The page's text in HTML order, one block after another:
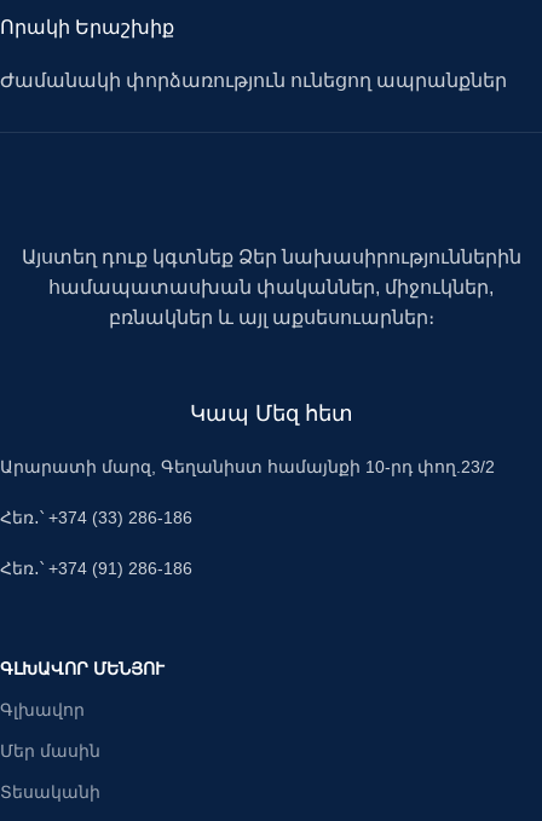
Որակի Երաշխիք
Ժամանակի փորձառություն ունեցող ապրանքներ
Այստեղ դուք կգտնեք Ձեր նախասիրություններին
համապատասխան փականներ, միջուկներ,
բռնակներ և այլ աքսեսուարներ։
Կապ Մեզ հետ
Արարատի մարզ, Գեղանիստ համայնքի 10-րդ փող.23/2
Հեռ․՝ +374 (33) 286-186
Հեռ․՝ +374 (91) 286-186
ԳԼԽԱՎՈՐ ՄԵՆՅՈՒ
Գլխավոր
Մեր մասին
Տեսականի